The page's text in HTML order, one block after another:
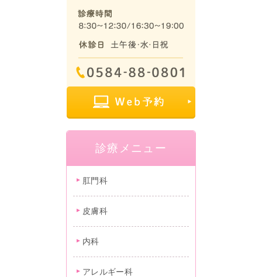
診療メニュー
肛門科
皮膚科
内科
アレルギー科